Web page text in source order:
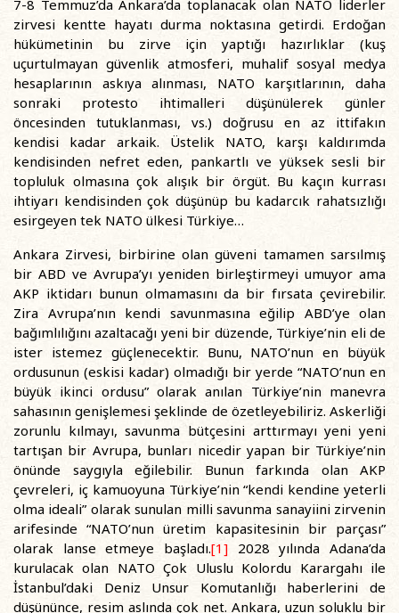
7-8 Temmuz’da Ankara’da toplanacak olan NATO liderler
zirvesi kentte hayatı durma noktasına getirdi. Erdoğan
hükümetinin bu zirve için yaptığı hazırlıklar (kuş
uçurtulmayan güvenlik atmosferi, muhalif sosyal medya
hesaplarının askıya alınması, NATO karşıtlarının, daha
sonraki protesto ihtimalleri düşünülerek günler
öncesinden tutuklanması, vs.) doğrusu en az ittifakın
kendisi kadar arkaik. Üstelik NATO, karşı kaldırımda
kendisinden nefret eden, pankartlı ve yüksek sesli bir
topluluk olmasına çok alışık bir örgüt. Bu kaçın kurrası
ihtiyarı kendisinden çok düşünüp bu kadarcık rahatsızlığı
esirgeyen tek NATO ülkesi Türkiye…
Ankara Zirvesi, birbirine olan güveni tamamen sarsılmış
bir ABD ve Avrupa’yı yeniden birleştirmeyi umuyor ama
AKP iktidarı bunun olmamasını da bir fırsata çevirebilir.
Zira Avrupa’nın kendi savunmasına eğilip ABD’ye olan
bağımlılığını azaltacağı yeni bir düzende, Türkiye’nin eli de
ister istemez güçlenecektir. Bunu, NATO’nun en büyük
ordusunun (eskisi kadar) olmadığı bir yerde “NATO’nun en
büyük ikinci ordusu” olarak anılan Türkiye’nin manevra
sahasının genişlemesi şeklinde de özetleyebiliriz. Askerliği
zorunlu kılmayı, savunma bütçesini arttırmayı yeni yeni
tartışan bir Avrupa, bunları nicedir yapan bir Türkiye’nin
önünde saygıyla eğilebilir. Bunun farkında olan AKP
çevreleri, iç kamuoyuna Türkiye’nin “kendi kendine yeterli
olma ideali” olarak sunulan milli savunma sanayiini zirvenin
arifesinde “NATO’nun üretim kapasitesinin bir parçası”
olarak lanse etmeye başladı.[1] 2028 yılında Adana’da
kurulacak olan NATO Çok Uluslu Kolordu Karargahı ile
İstanbul’daki Deniz Unsur Komutanlığı haberlerini de
düşününce, resim aslında çok net. Ankara, uzun soluklu bir